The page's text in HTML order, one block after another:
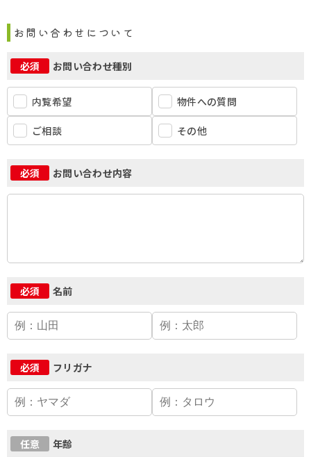
お問い合わせについて
必須 お問い合わせ種別
内覧希望 物件への質問
ご相談 その他
必須 お問い合わせ内容
必須 名前
必須 フリガナ
任意 年齢